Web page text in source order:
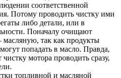
соответственной
Потому проводить чистку ими
либо детали, или в
Поначалу очищают
так как продукты
попадать в масло. Правда,
мотора проводить сразу,
топливной и масляной